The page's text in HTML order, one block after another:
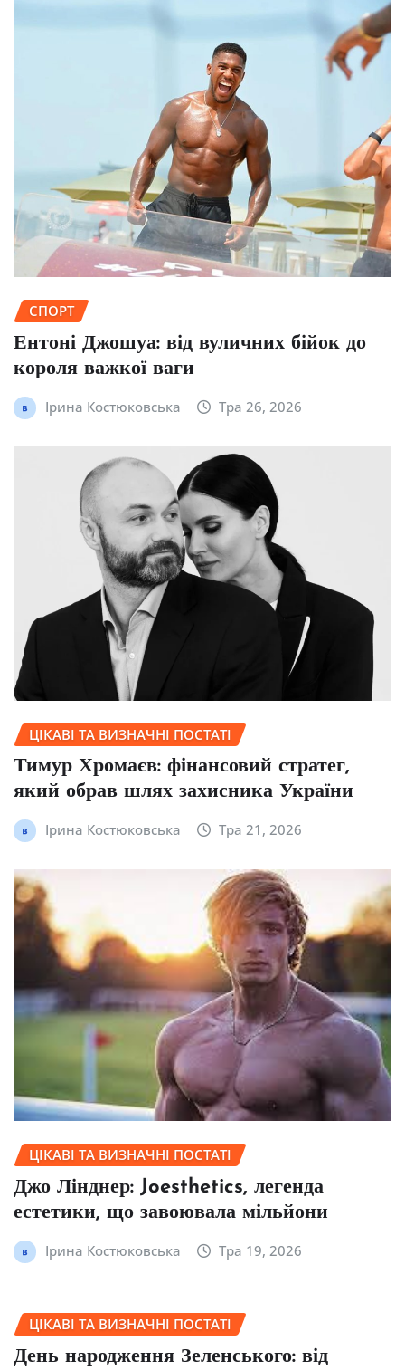
СПОРТ
Ентоні Джошуа: від вуличних бійок до
короля важкої ваги
Ірина Костюковська Тра 26, 2026
ЦІКАВІ ТА ВИЗНАЧНІ ПОСТАТІ
Тимур Хромаєв: фінансовий стратег,
який обрав шлях захисника України
Ірина Костюковська Тра 21, 2026
ЦІКАВІ ТА ВИЗНАЧНІ ПОСТАТІ
Джо Лінднер: Joesthetics, легенда
естетики, що завоювала мільйони
Ірина Костюковська Тра 19, 2026
ЦІКАВІ ТА ВИЗНАЧНІ ПОСТАТІ
День народження Зеленського: від